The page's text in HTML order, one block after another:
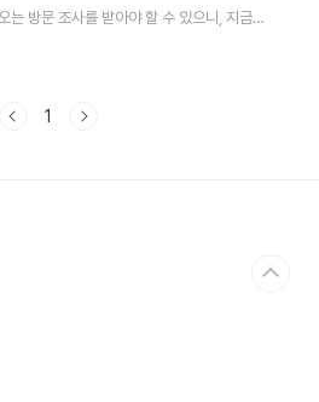
는 방문 조사를 받아야 할 수 있으니, 지금
하세요! 매년 한 번씩 찾아오는 주민등록
, 굳이 집으로 찾아오는 공무원이나 통장님
1